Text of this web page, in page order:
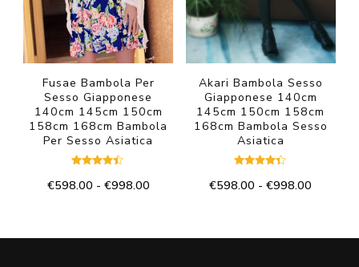
scelte
nella
pagina
del
prodotto
pagina
del
Fusae Bambola Per
Sesso Giapponese
140cm 145cm 150cm
158cm 168cm Bambola
Per Sesso Asiatica
4.33
€598.00 - €998.00Fascia
da
Akari Bambola Sesso
Giapponese 140cm
145cm 150cm 158cm
168cm Bambola Sesso
Asiatica
4.25
€598.00 - €998.00
da